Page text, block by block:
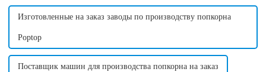
может принести много
денег....
Изготовленные на заказ заводы по производству попкорна
Poptop
Поставщик машин для производства попкорна на заказ